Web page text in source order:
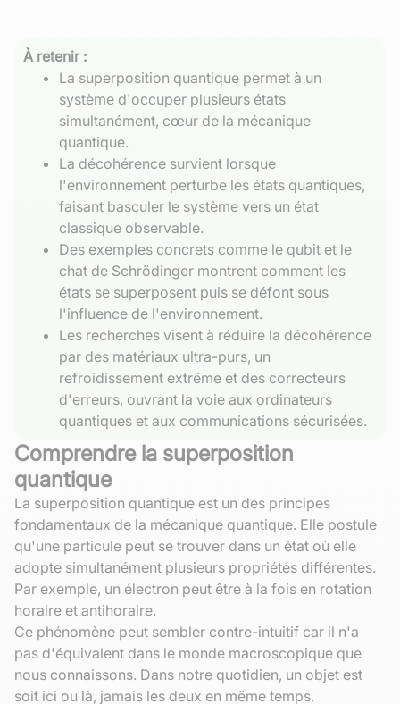
À retenir :
La superposition quantique permet à un
système d'occuper plusieurs états
simultanément, cœur de la mécanique
quantique.
La décohérence survient lorsque
l'environnement perturbe les états quantiques,
faisant basculer le système vers un état
classique observable.
Des exemples concrets comme le qubit et le
chat de Schrödinger montrent comment les
états se superposent puis se défont sous
l'influence de l'environnement.
Les recherches visent à réduire la décohérence
par des matériaux ultra-purs, un
refroidissement extrême et des correcteurs
d'erreurs, ouvrant la voie aux ordinateurs
quantiques et aux communications sécurisées.
Comprendre la superposition
quantique
La superposition quantique est un des principes
fondamentaux de la mécanique quantique. Elle postule
qu'une particule peut se trouver dans un état où elle
adopte simultanément plusieurs propriétés différentes.
Par exemple, un électron peut être à la fois en rotation
horaire et antihoraire.
Ce phénomène peut sembler contre-intuitif car il n'a
pas d'équivalent dans le monde macroscopique que
nous connaissons. Dans notre quotidien, un objet est
soit ici ou là, jamais les deux en même temps.